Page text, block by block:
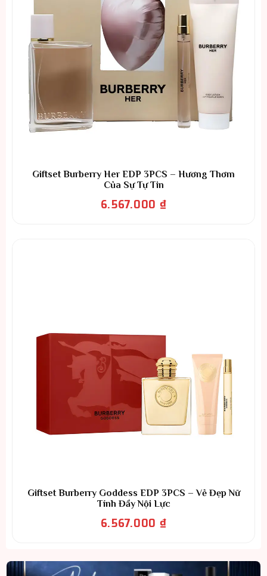
Giftset Burberry Her EDP 3PCS – Hương Thơm
Của Sự Tự Tin
6.567.000 ₫
Giftset Burberry Goddess EDP 3PCS – Vẻ Đẹp Nữ
Tính Đầy Nội Lực
6.567.000 ₫